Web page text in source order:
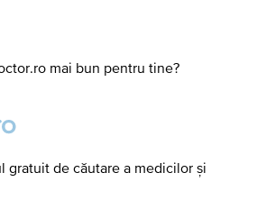
mai bun pentru tine?
gratuit de căutare a medicilor și